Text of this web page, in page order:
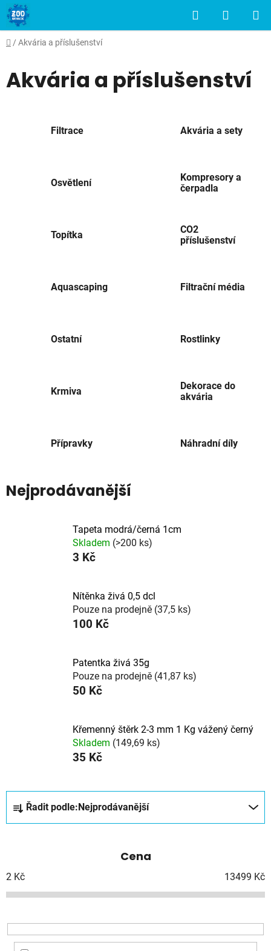
Přejít
na
obsah
Hledat
KOŠÍK
Domů
/ Akvária a příslušenství
Akvária a příslušenství
Filtrace Akvária a sety
Osvětlení
Kompresory a
čerpadla
Topítka
CO2
příslušenství
Aquascaping Filtrační média
Ostatní Rostlinky
Krmiva
Dekorace do
akvária
Přípravky Náhradní díly
Nejprodávanější
Tapeta modrá/černá 1cm
Skladem (>200 ks)
3 Kč
Nítěnka živá 0,5 dcl
Pouze na prodejně (37,5 ks)
100 Kč
Patentka živá 35g
Pouze na prodejně (41,87 ks)
50 Kč
Křemenný štěrk 2-3 mm 1 Kg vážený černý
Skladem (149,69 ks)
35 Kč
Ř
a
z
í
p
o
d
Řadit podle: Nejprodávanější
Cena
2 Kč 13499 Kč